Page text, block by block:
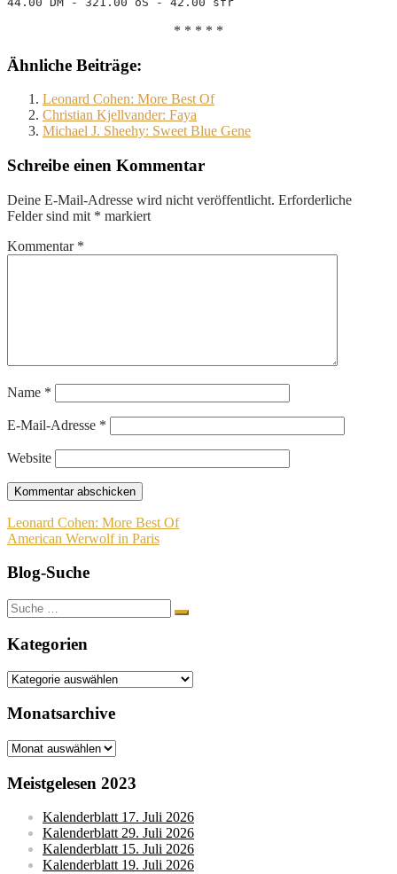
* * * * *
Ähnliche Beiträge:
Leonard Cohen: More Best Of
Christian Kjellvander: Faya
Michael J. Sheehy: Sweet Blue Gene
Schreibe einen Kommentar
Deine E-Mail-Adresse wird nicht veröffentlicht. Erforderliche
Felder sind mit * markiert
Kommentar *
Name *
E-Mail-Adresse *
Website
Beitragsnavigation
Leonard Cohen: More Best Of
American Werwolf in Paris
Blog-Suche
Suche
nach:
Kategorien
Kategorien
Monatsarchive
Monatsarchive
Meistgelesen 2023
Kalenderblatt 17. Juli 2026
Kalenderblatt 29. Juli 2026
Kalenderblatt 15. Juli 2026
Kalenderblatt 19. Juli 2026